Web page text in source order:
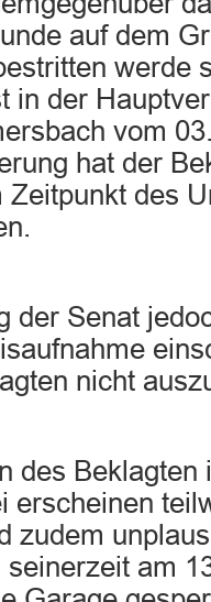
auf dem
werde
in der
vom
hat der
Zeitpunkt des
der Senat
nicht
des
erscheinen
zudem
seinerzeit am